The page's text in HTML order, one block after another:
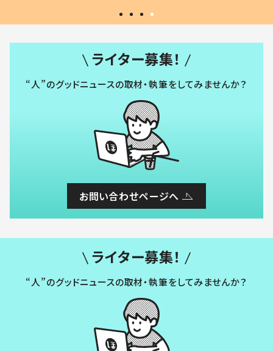
ライター募集！
“人”のグッドニュースの取材・執筆をしてみませんか？
お問い合わせページへ
ライター募集！
“人”のグッドニュースの取材・執筆をしてみませんか？